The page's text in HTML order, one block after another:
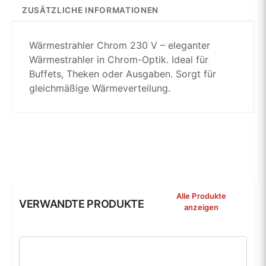
ZUSÄTZLICHE INFORMATIONEN
Wärmestrahler Chrom 230 V – eleganter
Wärmestrahler in Chrom-Optik. Ideal für
Buffets, Theken oder Ausgaben. Sorgt für
gleichmäßige Wärmeverteilung.
VERWANDTE PRODUKTE
Alle Produkte
anzeigen